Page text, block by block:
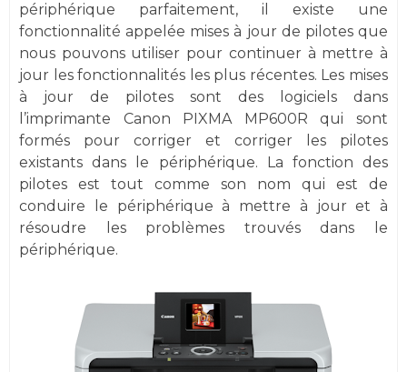
périphérique parfaitement, il existe une
fonctionnalité appelée mises à jour de pilotes que
nous pouvons utiliser pour continuer à mettre à
jour les fonctionnalités les plus récentes. Les mises
à jour de pilotes sont des logiciels dans
l’imprimante Canon PIXMA MP600R qui sont
formés pour corriger et corriger les pilotes
existants dans le périphérique. La fonction des
pilotes est tout comme son nom qui est de
conduire le périphérique à mettre à jour et à
résoudre les problèmes trouvés dans le
périphérique.